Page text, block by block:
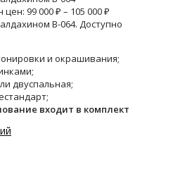
99 000 ₽ – 105 000 ₽
B-064. Доступно
и окрашивания;
двуспальная;
входит в комплект